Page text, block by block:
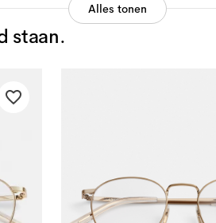
Alles tonen
staan.